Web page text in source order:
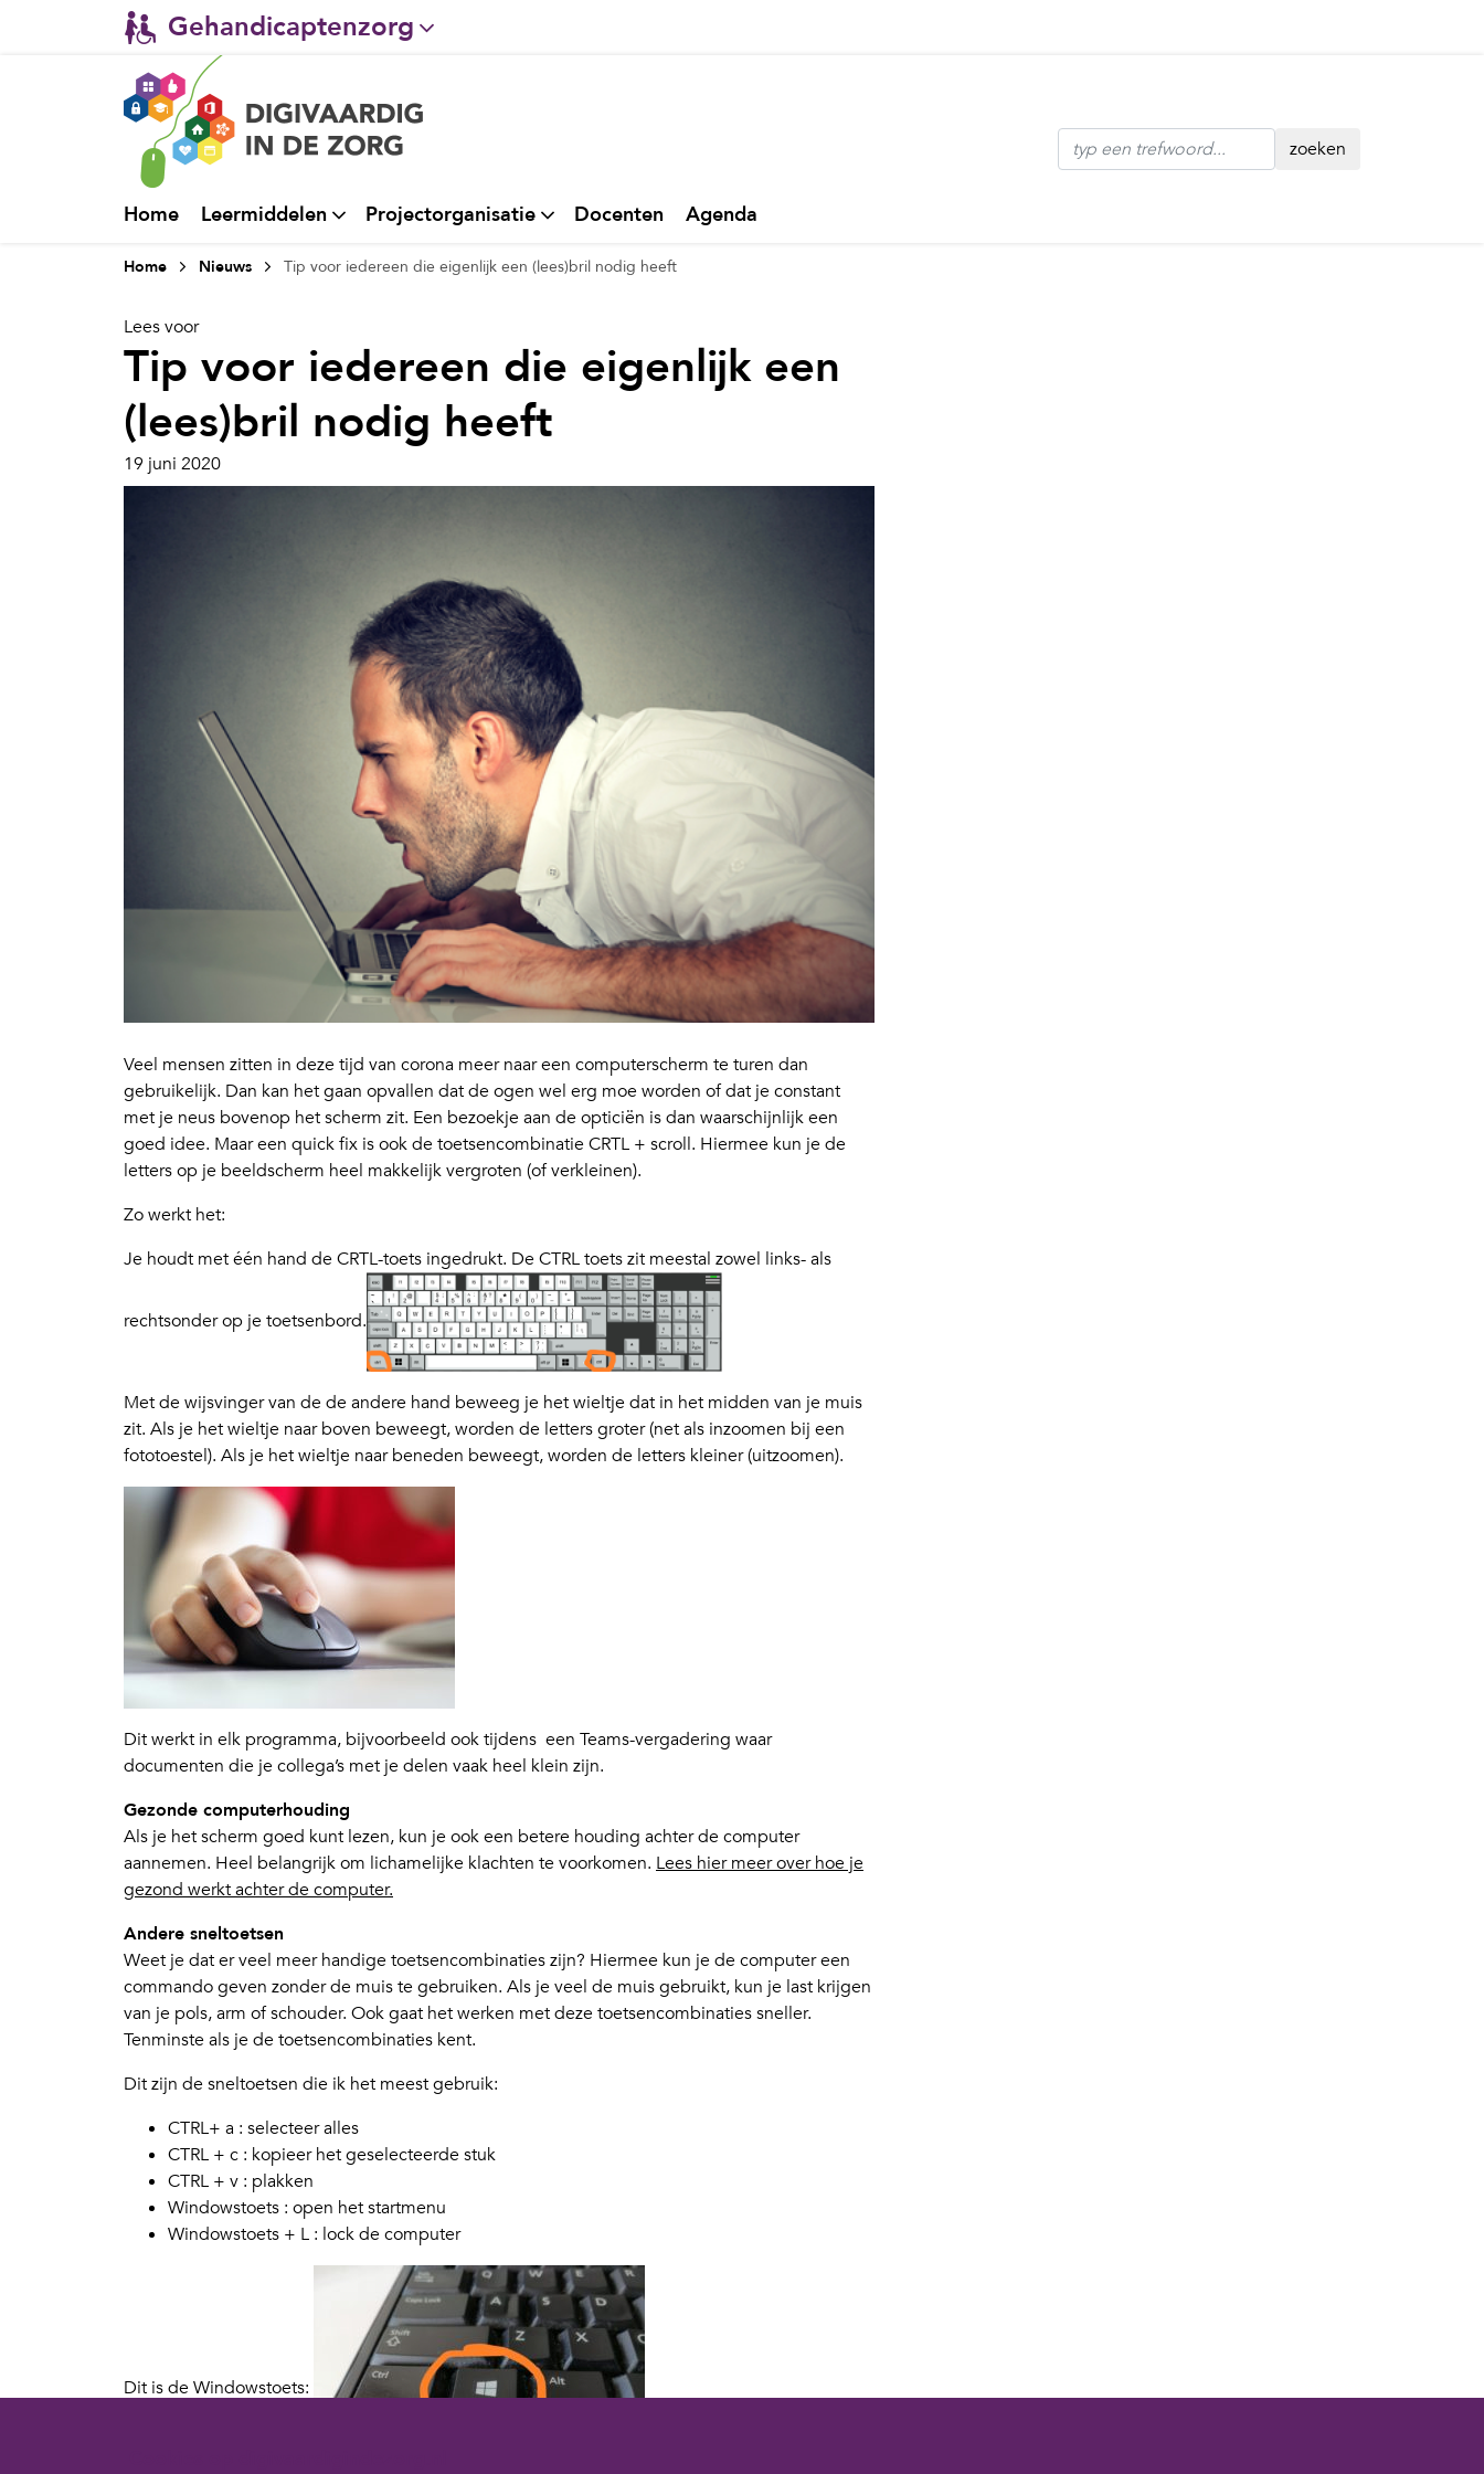
Gehandicaptenzorg
Verpleeghuiszorg & Zorg thuis
Ggz
zoeken
Home Leermiddelen Projectorganisatie Docenten Agenda
Home Nieuws Tip voor iedereen die eigenlijk een (lees)bril nodig heeft
Lees voor
Tip voor iedereen die eigenlijk een
(lees)bril nodig heeft
19 juni 2020
Veel mensen zitten in deze tijd van corona meer naar een computerscherm te turen dan
gebruikelijk. Dan kan het gaan opvallen dat de ogen wel erg moe worden of dat je constant
met je neus bovenop het scherm zit. Een bezoekje aan de opticiën is dan waarschijnlijk een
goed idee. Maar een quick fix is ook de toetsencombinatie CRTL + scroll. Hiermee kun je de
letters op je beeldscherm heel makkelijk vergroten (of verkleinen).
Zo werkt het:
Je houdt met één hand de CRTL-toets ingedrukt. De CTRL toets zit meestal zowel links- als
rechtsonder op je toetsenbord.
Met de wijsvinger van de de andere hand beweeg je het wieltje dat in het midden van je muis
zit. Als je het wieltje naar boven beweegt, worden de letters groter (net als inzoomen bij een
fototoestel). Als je het wieltje naar beneden beweegt, worden de letters kleiner (uitzoomen).
Dit werkt in elk programma, bijvoorbeeld ook tijdens een Teams-vergadering waar
documenten die je collega’s met je delen vaak heel klein zijn.
Gezonde computerhouding
Als je het scherm goed kunt lezen, kun je ook een betere houding achter de computer
aannemen. Heel belangrijk om lichamelijke klachten te voorkomen. Lees hier meer over hoe je
gezond werkt achter de computer.
Andere sneltoetsen
Weet je dat er veel meer handige toetsencombinaties zijn? Hiermee kun je de computer een
commando geven zonder de muis te gebruiken. Als je veel de muis gebruikt, kun je last krijgen
van je pols, arm of schouder. Ook gaat het werken met deze toetsencombinaties sneller.
Tenminste als je de toetsencombinaties kent.
Dit zijn de sneltoetsen die ik het meest gebruik:
CTRL+ a : selecteer alles
CTRL + c : kopieer het geselecteerde stuk
CTRL + v : plakken
Windowstoets : open het startmenu
Windowstoets + L : lock de computer
Dit is de Windowstoets: